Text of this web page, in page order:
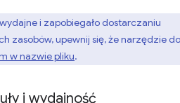
i zapobiegało dostarczaniu
zasobów, upewnij się, że narzędzie do
w nazwie pliku.
i wydajność